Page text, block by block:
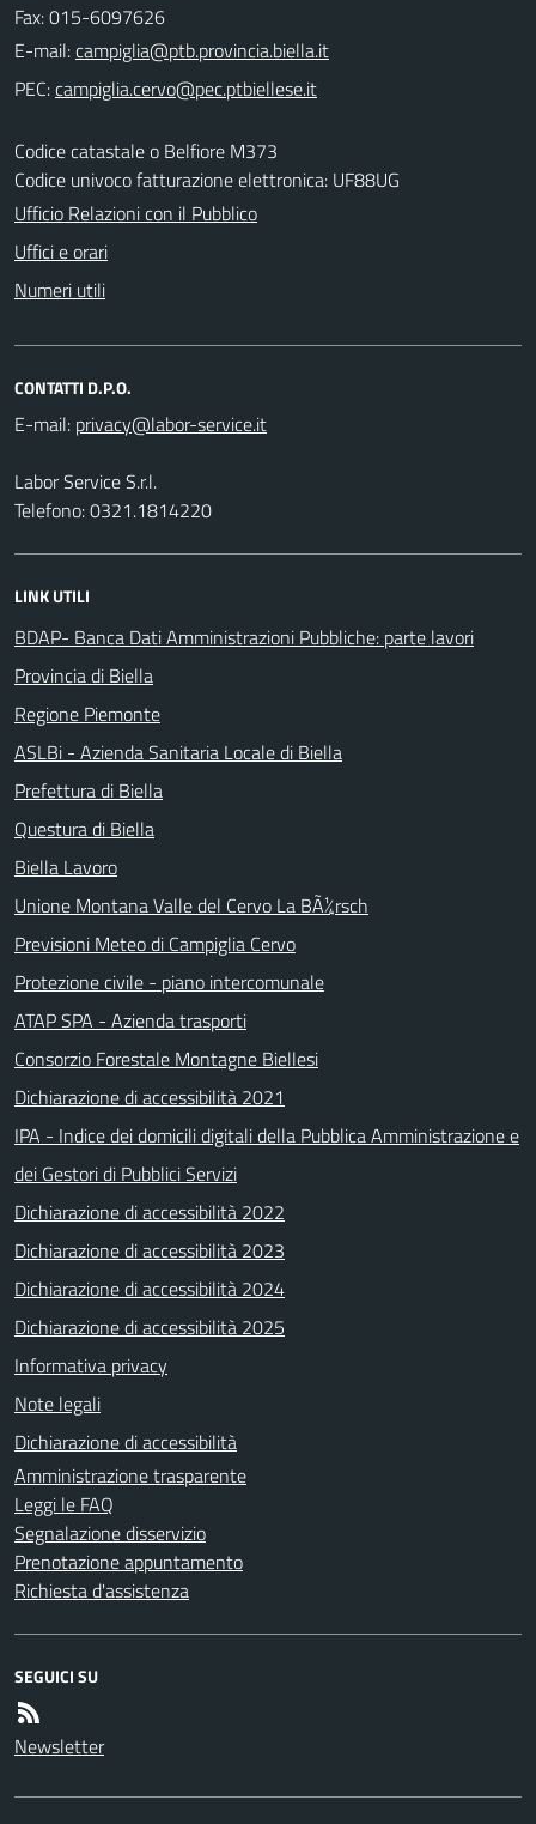
Fax: 015-6097626
E-mail:
PEC:
Codice catastale o Belfiore M373
Codice univoco fatturazione elettronica: UF88UG
Ufficio Relazioni con il Pubblico
Uffici e orari
Numeri utili
CONTATTI D.P.O.
E-mail:
Labor Service S.r.l.
Telefono: 0321.1814220
LINK UTILI
BDAP- Banca Dati Amministrazioni Pubbliche: parte lavori
Provincia di Biella
Regione Piemonte
ASLBi - Azienda Sanitaria Locale di Biella
Prefettura di Biella
Questura di Biella
Biella Lavoro
Unione Montana Valle del Cervo La BÃ¼rsch
Previsioni Meteo di Campiglia Cervo
Protezione civile - piano intercomunale
ATAP SPA - Azienda trasporti
Consorzio Forestale Montagne Biellesi
Dichiarazione di accessibilità 2021
IPA - Indice dei domicili digitali della Pubblica Amministrazione e
dei Gestori di Pubblici Servizi
Dichiarazione di accessibilità 2022
Dichiarazione di accessibilità 2023
Dichiarazione di accessibilità 2024
Dichiarazione di accessibilità 2025
Informativa privacy
Note legali
Dichiarazione di accessibilità
Amministrazione trasparente
Leggi le FAQ
Segnalazione disservizio
Prenotazione appuntamento
Richiesta d'assistenza
SEGUICI SU
Newsletter